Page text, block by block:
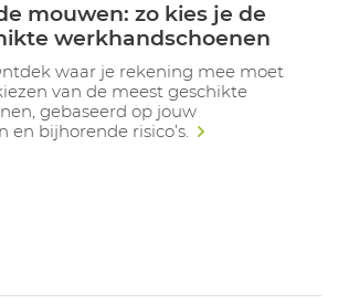
mouwen: zo kies je de
werkhandschoenen
waar je rekening mee moet
van de meest geschikte
gebaseerd op jouw
en bijhorende risico’s.